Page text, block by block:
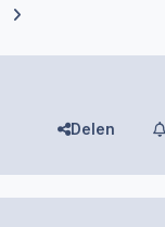
carousel slide
Next carousel slide
Delen